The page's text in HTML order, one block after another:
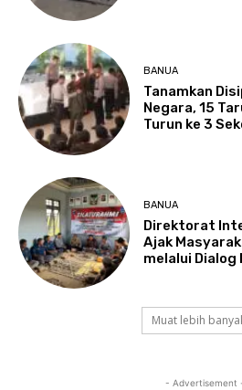
BANUA
Tanamkan
Negara, 15
Turun ke 3
BANUA
Direktorat
Ajak
melalui Dialog
Muat lebih
- Advertisement